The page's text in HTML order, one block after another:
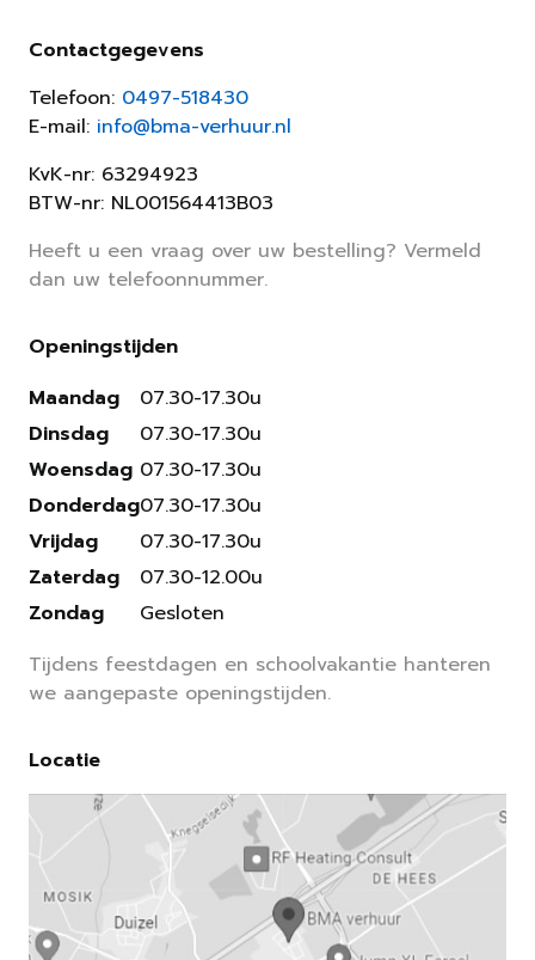
Contactgegevens
Telefoon: 0497-518430
E-mail: info@bma-verhuur.nl
KvK-nr: 63294923
BTW-nr: NL001564413B03
Heeft u een vraag over uw bestelling? Vermeld
dan uw telefoonnummer.
Openingstijden
Maandag
Dinsdag
Woensdag
Donderdag
Vrijdag
Zaterdag
Zondag
07.30-17.30u
07.30-17.30u
07.30-17.30u
07.30-17.30u
07.30-17.30u
07.30-12.00u
Gesloten
Tijdens feestdagen en schoolvakantie hanteren
we aangepaste openingstijden.
Locatie